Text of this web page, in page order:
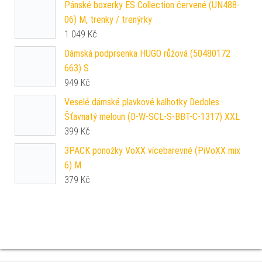
Pánské boxerky ES Collection červené (UN488-
06) M, trenky / trenýrky
1 049 Kč
Dámská podprsenka HUGO růžová (50480172
663) S
949 Kč
Veselé dámské plavkové kalhotky Dedoles
Šťavnatý meloun (D-W-SCL-S-BBT-C-1317) XXL
399 Kč
3PACK ponožky VoXX vícebarevné (PiVoXX mix
6) M
379 Kč